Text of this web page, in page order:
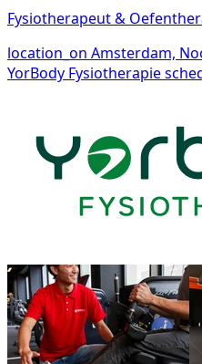
Fysiotherapeut &
location_on Amsterdam,
YorBody Fysiotherapie